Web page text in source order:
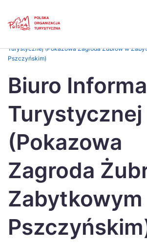
Polski
Česká
Español
Italiano
Nederlands
Português
Suomi
Україна
Turystycznej (Pokazowa Zagroda Żubrów w
Pszczyńskim)
Biuro
Turystycznej
(Pokazowa
Zagroda
Zabytkowym